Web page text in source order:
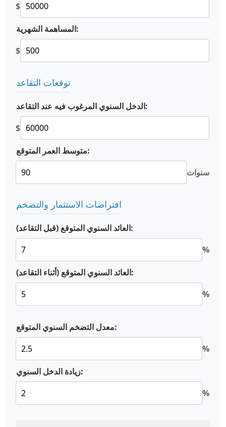
$
المساهمة الشهرية:
$
توقعات التقاعد
الدخل السنوي المرغوب فيه عند التقاعد:
$
متوسط العمر المتوقع:
سنوات
افتراضات الاستثمار والتضخم
العائد السنوي المتوقع (قبل التقاعد):
%
العائد السنوي المتوقع (أثناء التقاعد):
%
معدل التضخم السنوي المتوقع:
%
زيادة الدخل السنوي:
%